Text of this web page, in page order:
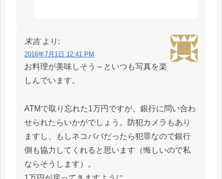
末吉 より:
2016年7月1日 12:41 PM
お料理が美味しそう～といつも写真を楽
しんでいます。
ATMで取り忘れた1万円ですが、銀行に問い合わ
せられたらいかがでしょう。防犯カメラもあり
ますし、もしネコババだったら犯罪なので銀行
側も協力してくれると思います（悔しいので私
ならそうします）。